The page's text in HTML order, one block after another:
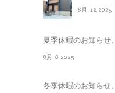
8月 12,2025
夏季休暇のお知らせ。
8月 8,2025
冬季休暇のお知らせ。